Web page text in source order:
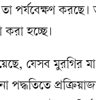
পর্যবেক্ষণ করছে।
করা হচ্ছে।
যেসব মুরগির